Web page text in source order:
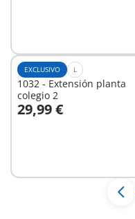
EXCLUSIVO L
1032 - Extensión planta
colegio 2
29,99 €
A la cesta